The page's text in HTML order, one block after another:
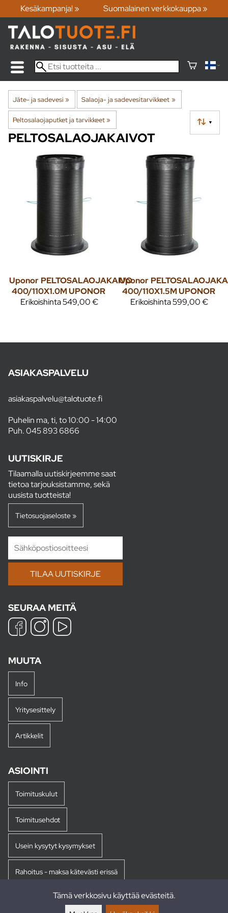
Kesäkampanja! » Suomalainen verkkokauppa »
Jäte- ja sadevesi ‪» Salaoja- ja sadevesitarvikkeet ‪»
Peltosalaojaputket ja tarvikkeet‪» ▼
PELTOSALAOJAKAIVOT
Uponor PELTOSALAOJAKAIVO
400/110X1.0M UPONOR
Erikoishinta549,00 €
Uponor
400/110X1.5M UPONOR
Erikoishinta599,00 €
ASIAKASPALVELU
asiakaspalvelu@talotuote.fi
Puhelin ma, ti, to 10:00 - 14:00
Puh.045 893 6866
UUTISKIRJE
Tilaamalla uutiskirjeemme saat
tietoa tarjouksistamme, sekä
uusista tuotteista!
Tietosuojaseloste »
SEURAA MEITÄ
MUUTA
Info
Yritysesittely
Artikkelit
ASIOINTI
Toimituskulut
Toimitusehdot
Usein kysytyt kysymykset
Rahoitus - maksa kätevästi erissä
Tämä verkkosivu käyttää evästeitä.